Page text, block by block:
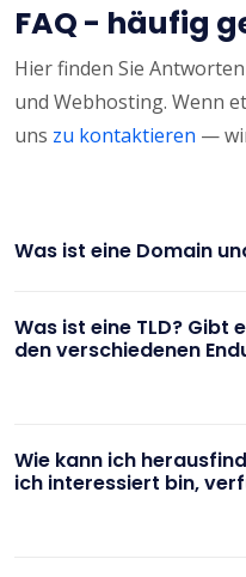
FAQ - häufig
Hier finden Sie
und Webhosting. Wenn
uns zu kontaktieren —
Was ist eine Domain
Was ist eine TLD? Gibt
den verschiedenen
Wie kann ich
ich interessiert bin,